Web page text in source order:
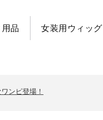
品 女装用ウィッグ
ンピ登場！